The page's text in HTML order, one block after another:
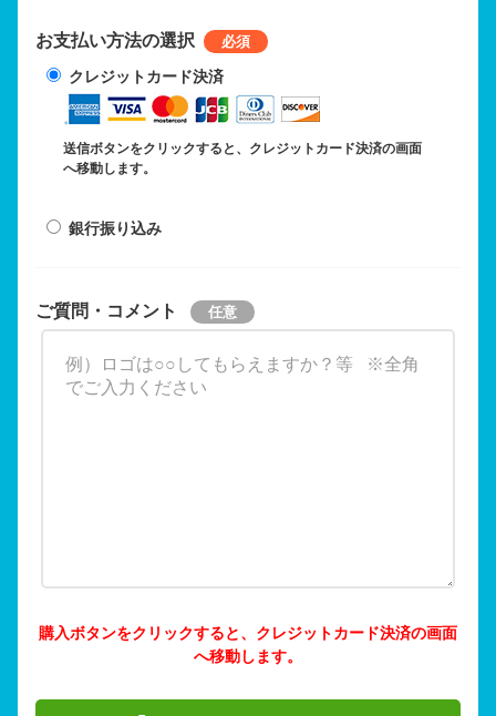
お支払い方法の選択
クレジットカード決済
送信ボタンをクリックすると、クレジットカード決済の画面
へ移動します。
銀行振り込み
ご質問・コメント
購入ボタンをクリックすると、クレジットカード決済の画面
へ移動します。